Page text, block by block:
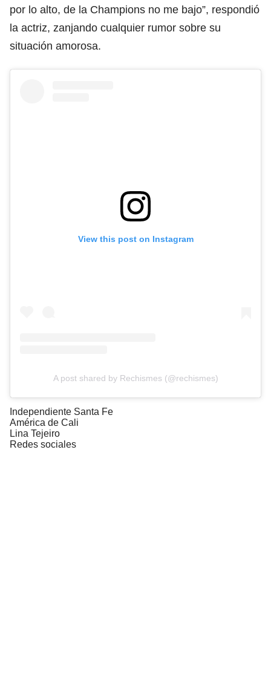
por lo alto, de la Champions no me bajo”, respondió
la actriz, zanjando cualquier rumor sobre su
situación amorosa.
View this post on Instagram
A post shared by Rechismes (@rechismes)
Independiente Santa Fe
América de Cali
Lina Tejeiro
Redes sociales